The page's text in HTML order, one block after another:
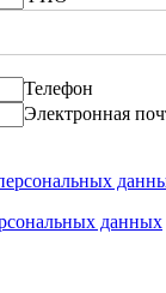
Телефон
Электронная
данных